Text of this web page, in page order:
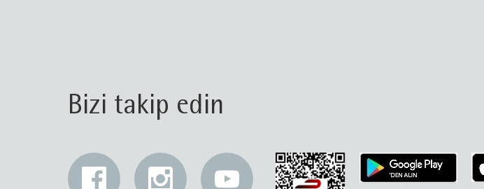
Bizi takip edin